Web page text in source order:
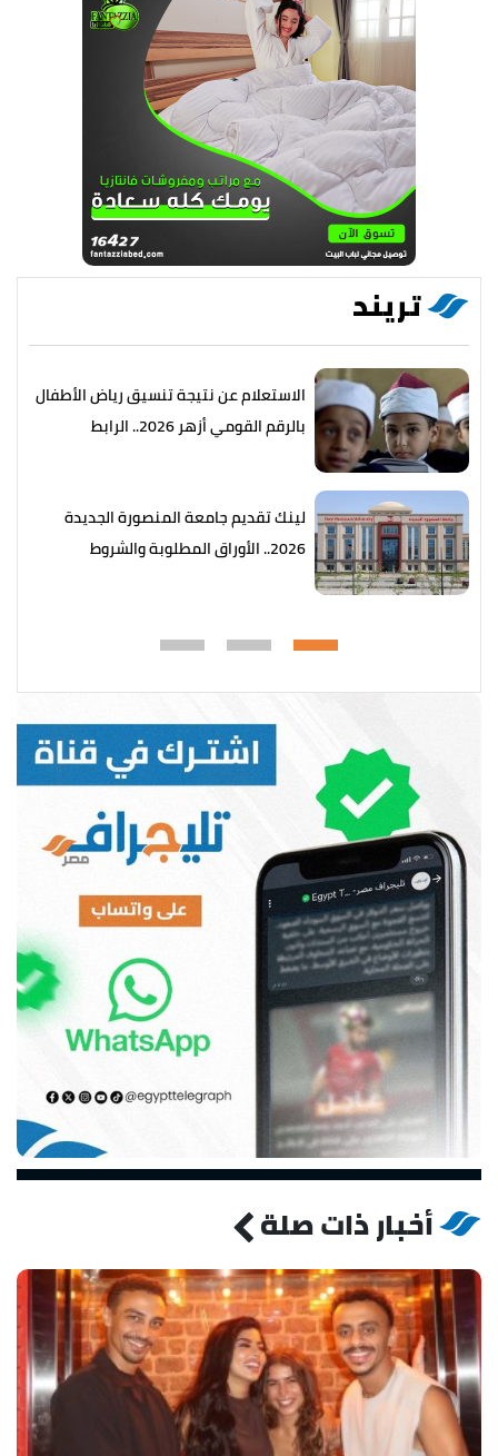
تريند
الاستعلام عن نتيجة تنسيق رياض الأطفال
بالرقم القومي أزهر 2026.. الرابط
لينك تقديم جامعة المنصورة الجديدة
2026.. الأوراق المطلوبة والشروط
أخبار ذات صلة